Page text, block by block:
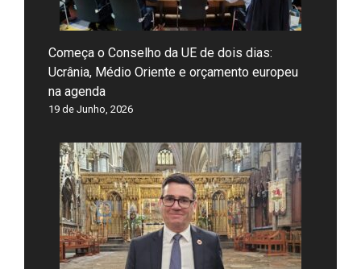
Começa o Conselho da UE de dois dias:
Ucrânia, Médio Oriente e orçamento europeu
na agenda
19 de Junho, 2026